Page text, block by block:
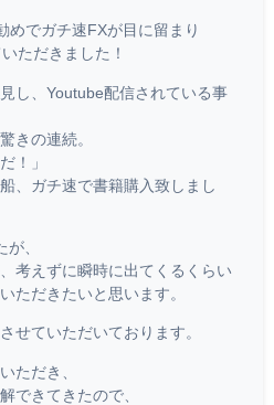
めでガチ速FXが目に留まり
ただきました！
し、Youtube配信されている事
きの連続。
！」
、ガチ速で書籍購入致しまし
、
考えずに瞬時に出てくるくらい
ただきたいと思います。
せていただいております。
ただき、
できてきたので、